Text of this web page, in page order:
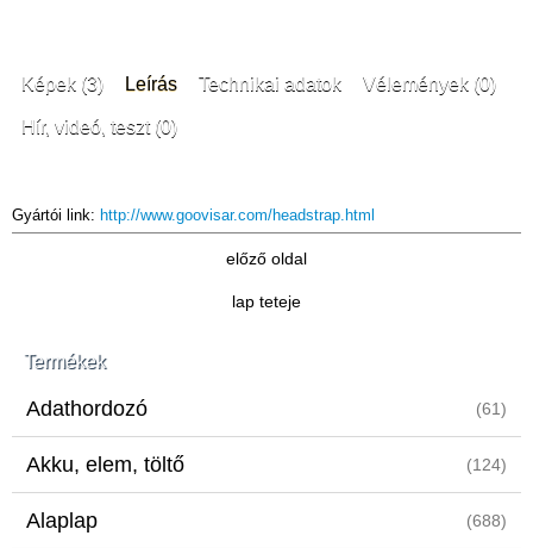
Termékek
Adathordozó (61)
Akku, elem, töltő (124)
Alaplap (688)
Képek (3) Leírás Technikai adatok Vélemények (0)
Hír, videó, teszt (0)
Gyártói link: http://www.goovisar.com/headstrap.html
előző oldal
lap teteje